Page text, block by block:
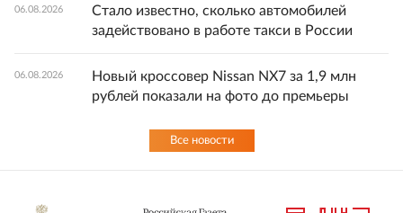
06.08.2026
Стало известно, сколько автомобилей
задействовано в работе такси в России
06.08.2026
Новый кроссовер Nissan NX7 за 1,9 млн
рублей показали на фото до премьеры
Все новости